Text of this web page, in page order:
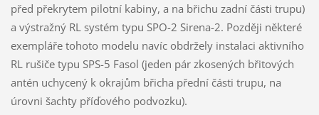
před překrytem pilotní kabiny, a na břichu zadní části trupu)
a výstražný RL systém typu SPO-2 Sirena-2. Později některé
exempláře tohoto modelu navíc obdržely instalaci aktivního
RL rušiče typu SPS-5 Fasol (jeden pár zkosených břitových
antén uchycený k okrajům břicha přední části trupu, na
úrovni šachty příďového podvozku).